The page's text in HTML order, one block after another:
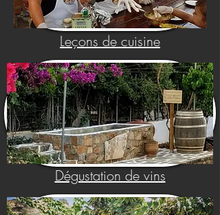
Leçons de cuisine
Dégustation de vins